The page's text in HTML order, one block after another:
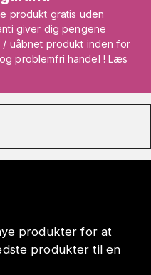
produkt gratis uden
giver dig pengene
uåbnet produkt inden for
problemfri handel ! Læs
produkter for at
produkter til en